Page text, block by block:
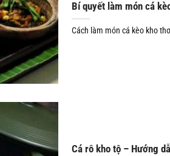
Bí quyết làm món cá
Cách làm món cá kèo kho
Cá rô kho tộ – Hướng